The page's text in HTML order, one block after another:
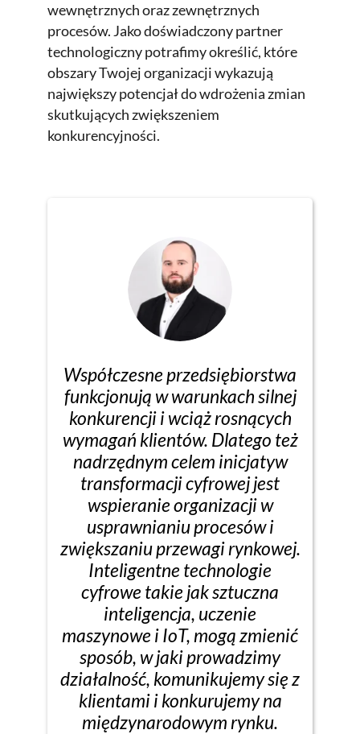
wewnętrznych oraz zewnętrznych
procesów. Jako doświadczony partner
technologiczny potrafimy określić, które
obszary Twojej organizacji wykazują
największy potencjał do wdrożenia zmian
skutkujących zwiększeniem
konkurencyjności.
Współczesne przedsiębiorstwa
funkcjonują w warunkach silnej
konkurencji i wciąż rosnących
wymagań klientów. Dlatego też
nadrzędnym celem inicjatyw
transformacji cyfrowej jest
wspieranie organizacji w
usprawnianiu procesów i
zwiększaniu przewagi rynkowej.
Inteligentne technologie
cyfrowe takie jak sztuczna
inteligencja, uczenie
maszynowe i IoT, mogą zmienić
sposób, w jaki prowadzimy
działalność, komunikujemy się z
klientami i konkurujemy na
międzynarodowym rynku.